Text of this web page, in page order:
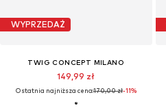
WYPRZEDAŻ
TWIG CONCEPT MILANO
149,99 zł
Ostatnia najniższa cena:170,00 zł-11%